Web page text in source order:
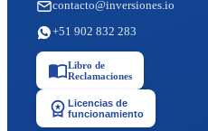
contacto@inversiones.io
+51 902 832 283
Libro de
Reclamaciones
Licencias de
funcionamiento